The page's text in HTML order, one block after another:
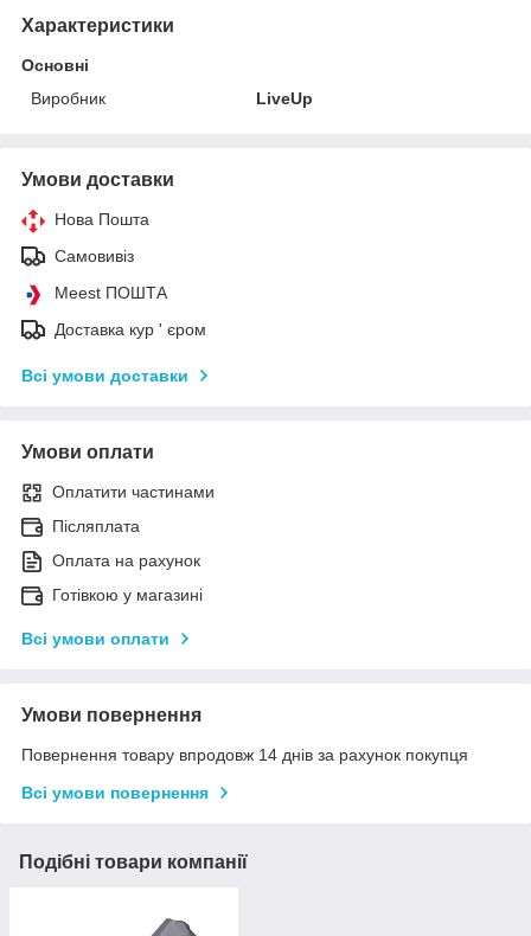
Характеристики
Основні
Виробник
LiveUp
Умови доставки
Нова Пошта
Самовивіз
Meest ПОШТА
Доставка кур ' єром
Всі умови доставки
Умови оплати
Оплатити частинами
Післяплата
Оплата на рахунок
Готівкою у магазині
Всі умови оплати
Умови повернення
Повернення товару впродовж 14 днів за рахунок покупця
Всі умови повернення
Подібні товари компанії